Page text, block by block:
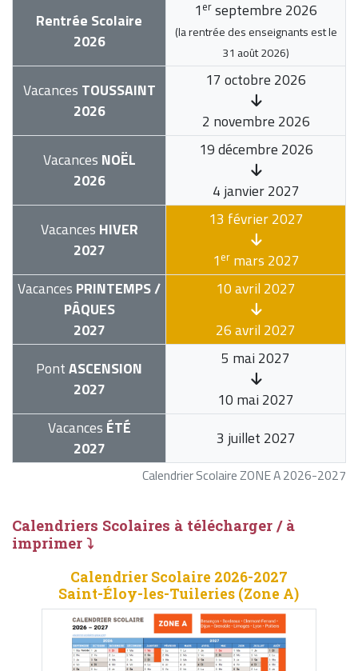
Calendrier Scolaire ZONE A 2026-2027
Rentrée Scolaire
2026
1 er septembre 2026
(la rentrée des enseignants est le
31 août 2026)
Vacances TOUSSAINT
2026
17 octobre 2026
2 novembre 2026
Vacances NOËL
2026
19 décembre 2026
4 janvier 2027
Vacances HIVER
2027
13 février 2027
1ermars 2027
Vacances PRINTEMPS /
PÂQUES
2027
10 avril 2027
26 avril 2027
PontASCENSION
2027
5 mai 2027
10 mai 2027
Vacances ÉTÉ
2027
3 juillet 2027
Calendriers Scolaires à télécharger / à
imprimer ⤵
Calendrier Scolaire 2026-2027
Saint-Éloy-les-Tuileries (Zone A)